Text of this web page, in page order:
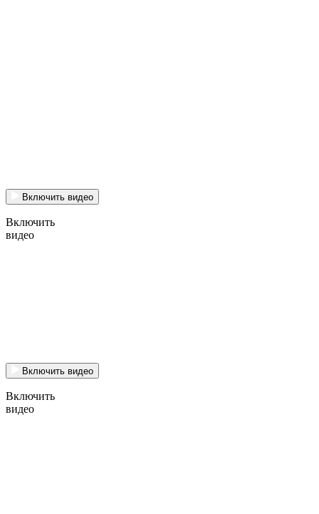
Включить видео
Включить
видео
Включить видео
Включить
видео